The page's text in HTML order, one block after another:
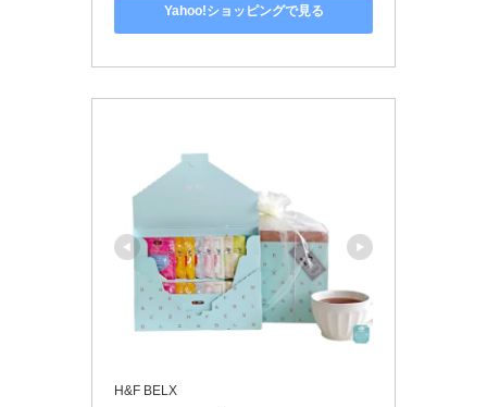
Yahoo!ショッピングで見る
H&F BELX